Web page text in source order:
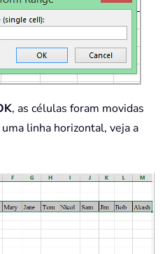
, as células foram movidas
linha horizontal, veja a